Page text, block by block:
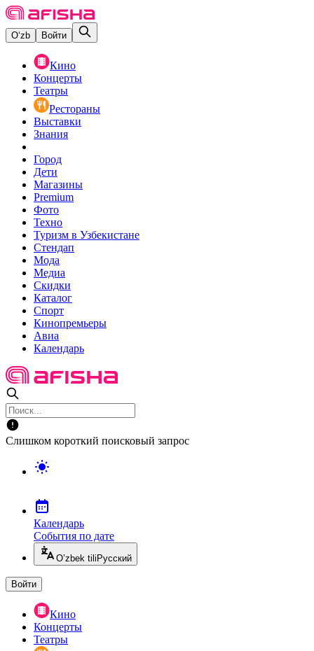
O‘zb Войти
Кино
Концерты
Театры
Рестораны
Выставки
Знания
Город
Дети
Магазины
Premium
Фото
Техно
Туризм в Узбекистане
Стендап
Мода
Медиа
Скидки
Каталог
Спорт
Кинопремьеры
Авиа
Календарь
Слишком короткий поисковый запрос
Календарь
События по дате
O’zbek tili Русский
Войти
Кино
Концерты
Театры